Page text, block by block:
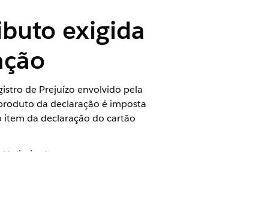
exigida
de Prejuízo envolvido pela
da declaração é imposta
da declaração do cartão
com o pacote
do participante